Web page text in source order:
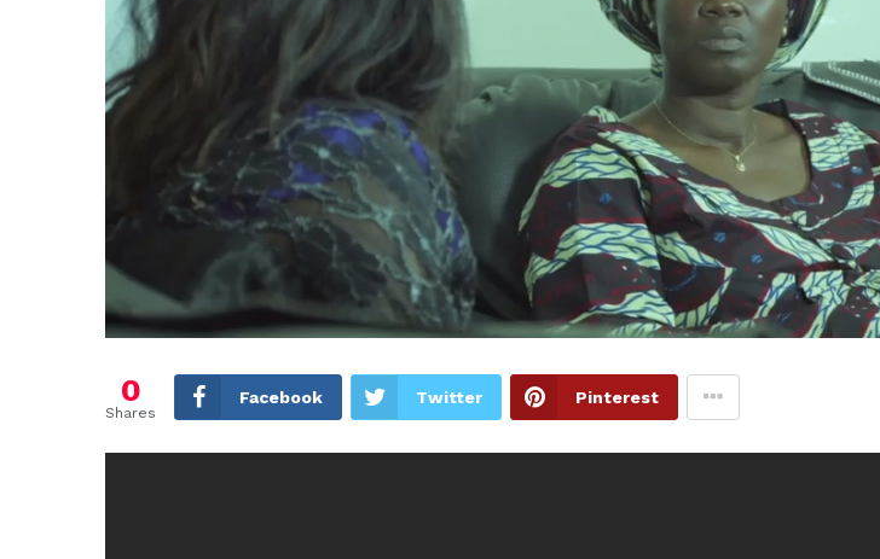
0
Shares
Facebook Twitter Pinterest